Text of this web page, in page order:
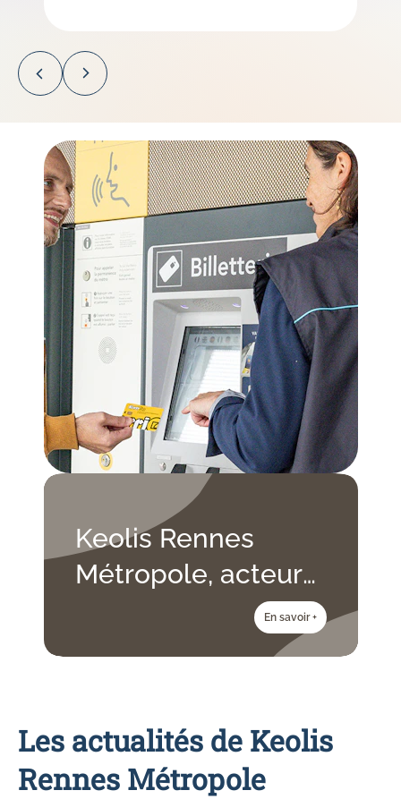
Keolis Rennes
Métropole, acteur
responsable etEn savoir +
Les actualités de Keolis
Rennes Métropole